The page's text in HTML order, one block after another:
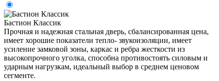
Бастион Классик
Прочная и надежная стальная дверь, сбалансированная цена,
имеет хорошие показатели тепло- звукоизоляции, имеет
усиление замковой зоны, каркас и ребра жесткости из
высокопрочного уголка, способна противостоять силовым и
ударным нагрузкам, идеальный выбор в среднем ценовом
сегменте.